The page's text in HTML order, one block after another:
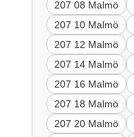
207 08 Malmö
207 10 Malmö
207 12 Malmö
207 14 Malmö
207 16 Malmö
207 18 Malmö
207 20 Malmö